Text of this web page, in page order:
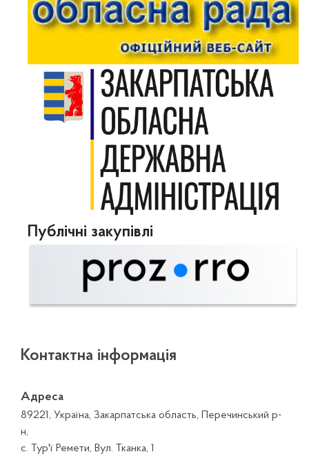
Публічні закупівлі
Контактна інформація
Адреса
89221, Україна, Закарпатська область, Перечинський р-
н,
с. Тур'ї Ремети, Вул. Тканка, 1